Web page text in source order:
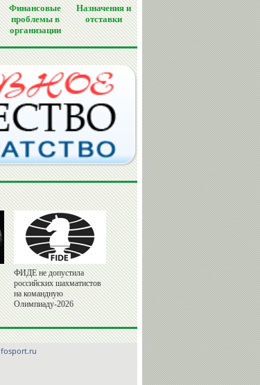
Финансовые
проблемы в
организации
Назначения и
отставки
ФИДЕ не допустила
российских шахматистов
на командную
Олимпиаду-2026